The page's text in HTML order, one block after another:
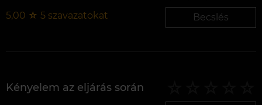
5,00 ☆ 5 szavazatokat Becslés
Kényelem az eljárás során